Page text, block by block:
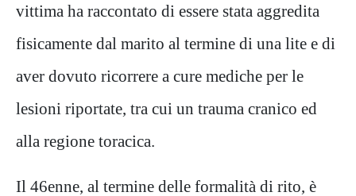
vittima ha raccontato di essere stata aggredita
fisicamente dal marito al termine di una lite e di
aver dovuto ricorrere a cure mediche per le
lesioni riportate, tra cui un trauma cranico ed
alla regione toracica.
Il 46enne, al termine delle formalità di rito, è